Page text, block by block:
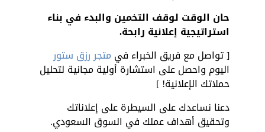
حان الوقت لوقف التخمين والبدء في بناء
استراتيجية إعلانية رابحة.
[ تواصل مع فريق الخبراء في متجر رزق ستور
اليوم واحصل على استشارة أولية مجانية لتحليل
حملاتك الإعلانية! ]
دعنا نساعدك على السيطرة على إعلاناتك
وتحقيق أهداف عملك في السوق السعودي.